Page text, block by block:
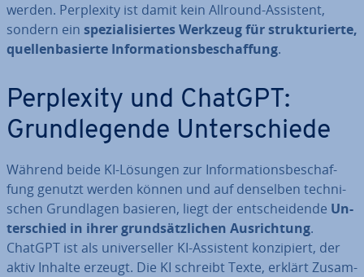
werden. Per­ple­xi­ty ist damit kein Allround-Assistent,
sondern ein spe­zia­li­sier­tes Werkzeug für struk­tu­rier­te,
quel­len­ba­sier­te In­for­ma­ti­ons­be­schaf­fung.
Per­ple­xi­ty und ChatGPT:
Grund­le­gen­de Un­ter­schie­de
Während beide KI-Lösungen zur In­for­ma­ti­ons­be­schaf­
fung genutzt werden können und auf denselben tech­ni­
schen Grund­la­gen basieren, liegt der ent­schei­den­de Un­
ter­schied in ihrer grund­sätz­li­chen Aus­rich­tung.
ChatGPT ist als uni­ver­sel­ler KI-Assistent kon­zi­piert, der
aktiv Inhalte erzeugt. Die KI schreibt Texte, erklärt Zu­sam­